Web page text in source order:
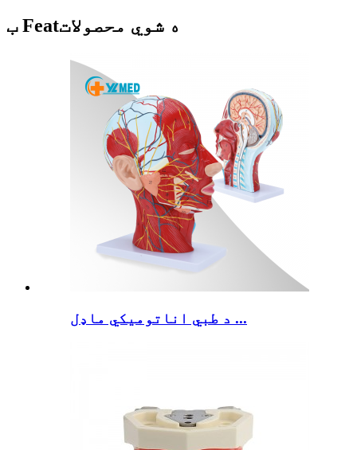
ب Featه شوي محصولات
د طبي اناتوميکي ماډل ...